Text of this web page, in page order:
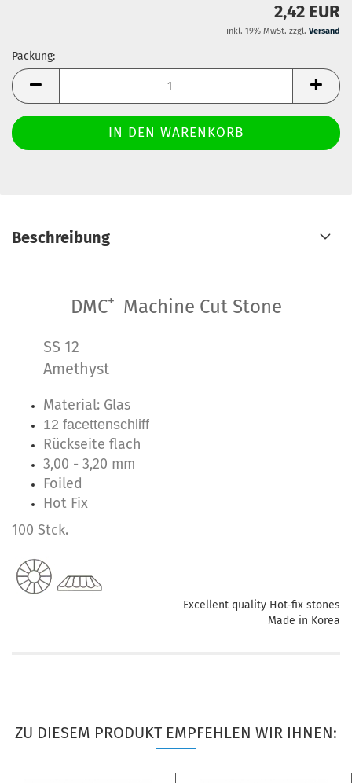
2,42 EUR
inkl. 19% MwSt. zzgl. Versand
Packung:
Packung
Beschreibung
DMC+ Machine Cut Stone
SS 12
Amethyst
Material: Glas
12 facettenschliff
Rückseite flach
3,00 - 3,20 mm
Foiled
Hot Fix
100 Stck.
Excellent quality Hot-fix stones
Made in Korea
ZU DIESEM PRODUKT EMPFEHLEN WIR IHNEN: